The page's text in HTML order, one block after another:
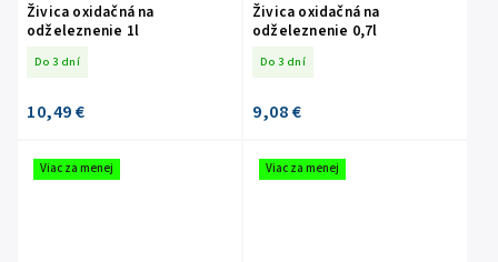
Živica oxidačná na
odželeznenie 1l
Do 3 dní
10,49 €
Živica oxidačná na
odželeznenie 0,7l
Do 3 dní
9,08 €
Viac za menej Viac za menej